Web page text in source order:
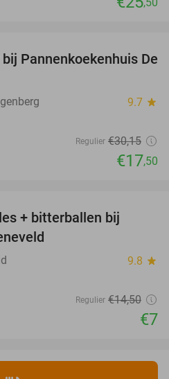
42%
Pannenkoekenhuis De
9.7 star
Regulier €30,15
€17,50
+ bitterballen bij
9.8 star
Regulier €14,50
€7